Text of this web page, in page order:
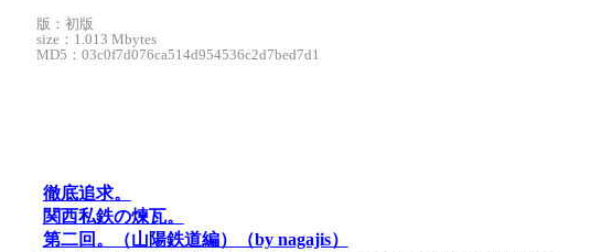
版：初版
size：1.013 Mbytes
MD5：03c0f7d076ca514d954536c2d7bed7d1
徹底追求。
関西私鉄の煉瓦。
第二回。（山陽鉄道編）（by nagajis）